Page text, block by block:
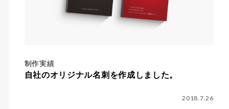
制作実績
自社のオリジナル名刺を作成しました。
2018.7.26